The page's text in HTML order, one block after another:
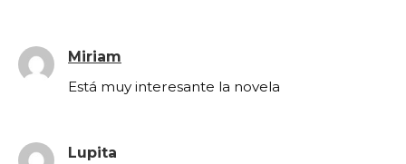
Miriam
Está muy interesante la novela
Lupita